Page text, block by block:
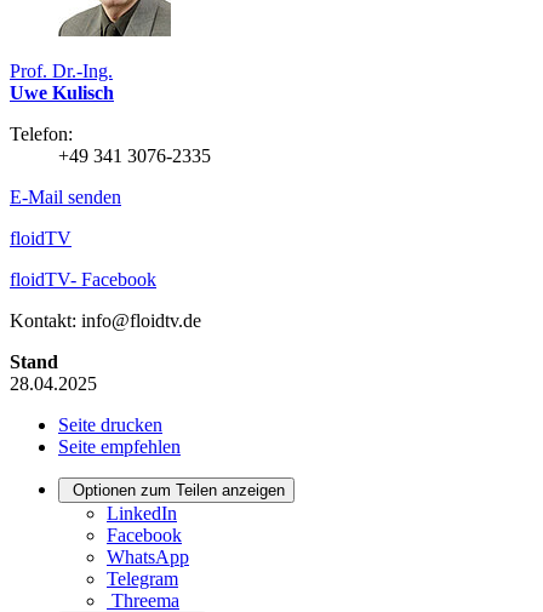
Prof. Dr.-Ing.
Uwe Kulisch
Telefon:
+49 341 3076-2335
E-Mail senden
floidTV
floidTV- Facebook
Kontakt: info@floidtv.de
Stand
28.04.2025
Seite drucken
Seite empfehlen
Optionen zum Teilen anzeigen
LinkedIn
Facebook
WhatsApp
Telegram
Threema